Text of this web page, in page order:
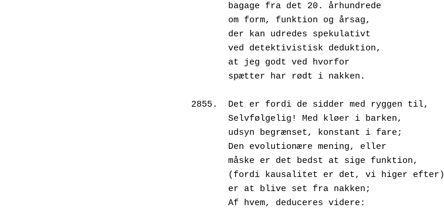
       bagage fra det 20. århundrede
       om form, funktion og årsag,
       der kan udredes spekulativt
       ved detektivistisk deduktion,
       at jeg godt ved hvorfor
       spætter har rødt i nakken.
2855.  Det er fordi de sidder med ryggen til,
       Selvfølgelig! Med kløer i barken,
       udsyn begrænset, konstant i fare;
       Den evolutionære mening, eller
       måske er det bedst at sige funktion,
       (fordi kausalitet er det, vi higer efter)
       er at blive set fra nakken;
       Af hvem, deduceres videre: